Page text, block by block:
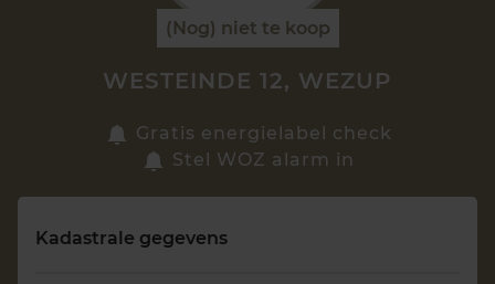
Zoek een woning
(Nog) niet te koop
WESTEINDE 12, WEZUP
Gratis energielabel check
Stel WOZ alarm in
Kadastrale gegevens